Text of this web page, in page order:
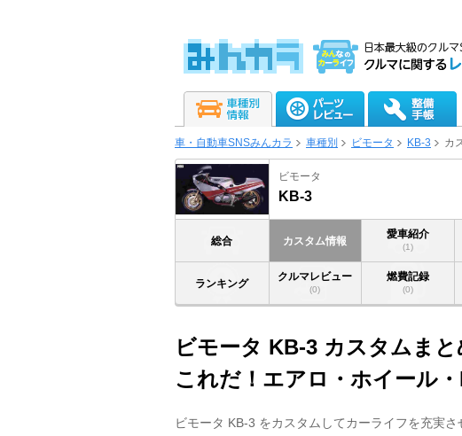
車・自動車SNSみんカラ 車種別 ビモータ KB-3 カ
ビモータ
KB-3
総合 カスタム情報
愛車紹介
(1)
ランキング
クルマレビュー
(0)
燃費記録
(0)
ビモータ KB-3 カスタムま
これだ！エアロ・ホイール
ビモータ KB-3 をカスタムしてカーライフを充実